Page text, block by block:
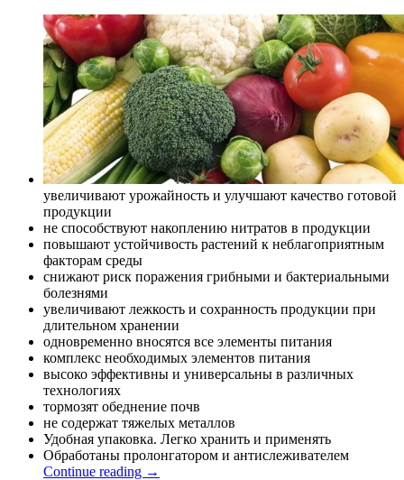
увеличивают урожайность и улучшают качество готовой
продукции
не способствуют накоплению нитратов в продукции
повышают устойчивость растений к неблагоприятным
факторам среды
снижают риск поражения грибными и бактериальными
болезнями
увеличивают лежкость и сохранность продукции при
длительном хранении
одновременно вносятся все элементы питания
комплекс необходимых элементов питания
высоко эффективны и универсальны в различных
технологиях
тормозят обеднение почв
не содержат тяжелых металлов
Удобная упаковка. Легко хранить и применять
Обработаны пролонгатором и антислеживателем
Continue reading →